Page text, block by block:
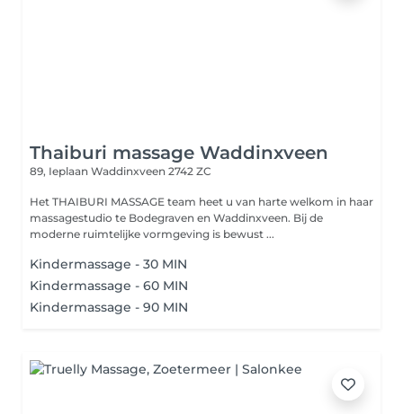
Thaiburi massage Waddinxveen
89, Ieplaan Waddinxveen 2742 ZC
Het THAIBURI MASSAGE team heet u van harte welkom in haar
massagestudio te Bodegraven en Waddinxveen. Bij de
moderne ruimtelijke vormgeving is bewust ...
Kindermassage - 30 MIN
Kindermassage - 60 MIN
Kindermassage - 90 MIN